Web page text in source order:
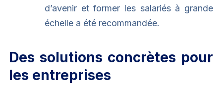
d’avenir et former les salariés à grande
échelle a été recommandée.
Des solutions concrètes pour
les entreprises